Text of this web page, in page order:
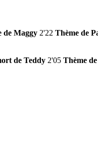
de Maggy 2'22 Thème de
de Teddy 2'05 Thème